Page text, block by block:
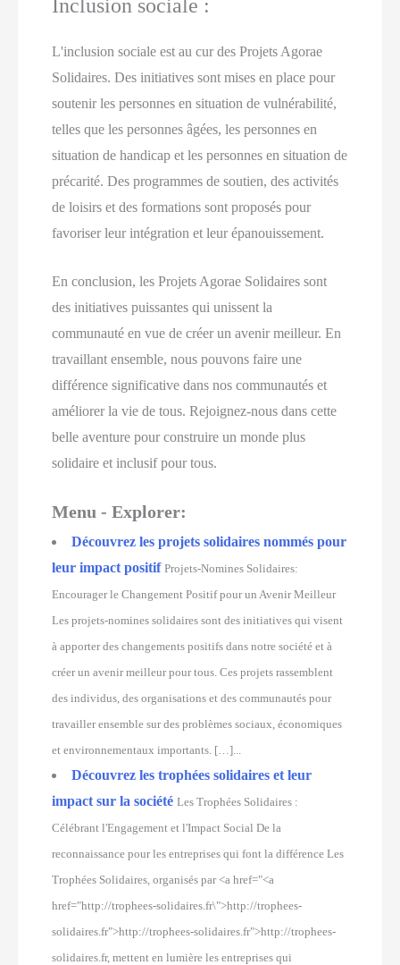
Inclusion sociale :
L'inclusion sociale est au cur des Projets Agorae
Solidaires. Des initiatives sont mises en place pour
soutenir les personnes en situation de vulnérabilité,
telles que les personnes âgées, les personnes en
situation de handicap et les personnes en situation de
précarité. Des programmes de soutien, des activités
de loisirs et des formations sont proposés pour
favoriser leur intégration et leur épanouissement.
En conclusion, les Projets Agorae Solidaires sont
des initiatives puissantes qui unissent la
communauté en vue de créer un avenir meilleur. En
travaillant ensemble, nous pouvons faire une
différence significative dans nos communautés et
améliorer la vie de tous. Rejoignez-nous dans cette
belle aventure pour construire un monde plus
solidaire et inclusif pour tous.
Menu - Explorer:
Découvrez les projets solidaires nommés pour
leur impact positif Projets-Nomines Solidaires:
Encourager le Changement Positif pour un Avenir Meilleur
Les projets-nomines solidaires sont des initiatives qui visent
à apporter des changements positifs dans notre société et à
créer un avenir meilleur pour tous. Ces projets rassemblent
des individus, des organisations et des communautés pour
travailler ensemble sur des problèmes sociaux, économiques
et environnementaux importants. […]...
Découvrez les trophées solidaires et leur
impact sur la société Les Trophées Solidaires :
Célébrant l'Engagement et l'Impact Social De la
reconnaissance pour les entreprises qui font la différence Les
Trophées Solidaires, organisés par <a href="<a
href="http://trophees-solidaires.fr\">http://trophees-
solidaires.fr">http://trophees-solidaires.fr">http://trophees-
solidaires.fr, mettent en lumière les entreprises qui